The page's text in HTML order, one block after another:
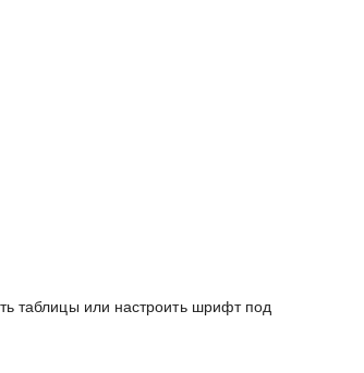
таблицы или настроить шрифт под